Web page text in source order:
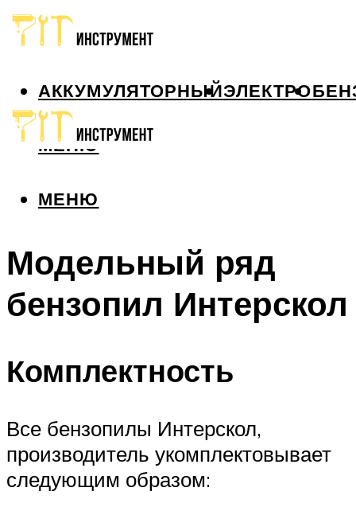
АККУМУЛЯТОРНЫЙЭЛЕКТРО
МЕНЮ
МЕНЮ
Модельный ряд
бензопил Интерскол
Комплектность
Все бензопилы Интерскол,
производитель укомплектовывает
следующим образом: